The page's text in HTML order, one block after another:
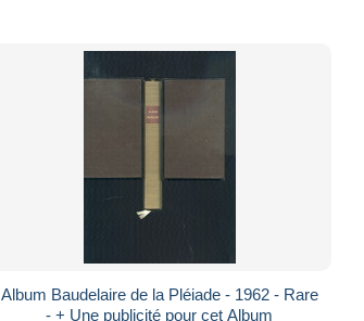
Album Baudelaire de la Pléiade - 1962 - Rare
- + Une publicité pour cet Album